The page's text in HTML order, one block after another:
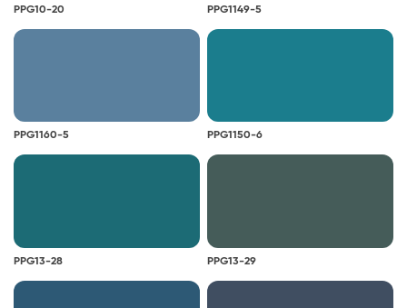
PPG10-20 PPG1149-5
PPG1160-5 PPG1150-6
PPG13-28 PPG13-29